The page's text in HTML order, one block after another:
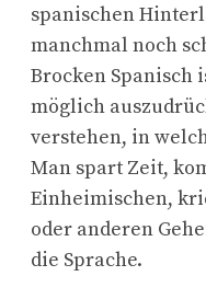
spanischen
manchmal noch
Brocken Spanisch
möglich
verstehen, in
Man spart Zeit,
Einheimischen,
oder anderen
die Sprache.